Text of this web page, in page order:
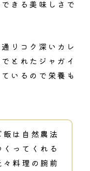
きる美味しさで
りコク深いカレ
とれたジャガイ
いるので栄養も
は自然農法
ってくれる
料理の腕前